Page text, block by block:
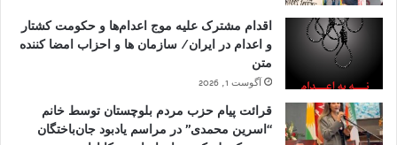
اقدام مشترک علیه موج اعدام‌ها و حکومت کشتار
و اعدام در ایران/ سازمان ها و احزاب امضا کننده
متن
آگوست 1, 2026
قرائت پیام حزب مردم بلوچستان توسط خانم
“اسرین محمدی” در مراسم یادبود جان‌باختگان